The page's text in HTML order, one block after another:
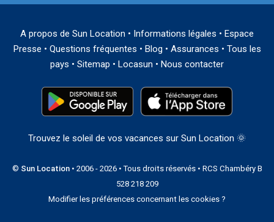
A propos de Sun Location • Informations légales • Espace
Presse • Questions fréquentes • Blog • Assurances • Tous les
pays • Sitemap • Locasun • Nous contacter
Trouvez le soleil de vos vacances sur Sun Location 🌞
© Sun Location• 2006 - 2026 • Tous droits réservés • RCS Chambéry B
528 218 209
Modifier les préférences concernant les cookies ?